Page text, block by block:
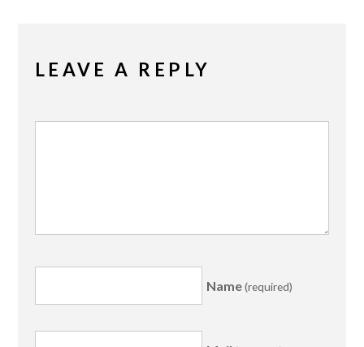
LEAVE A REPLY
Name(required)